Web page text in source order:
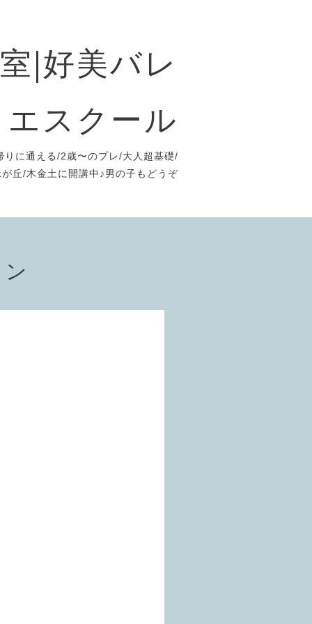
|好美バレ
エスクール
に通える/2歳〜のプレ/大人超基礎/
丘/木金土に開講中♪男の子もどうぞ